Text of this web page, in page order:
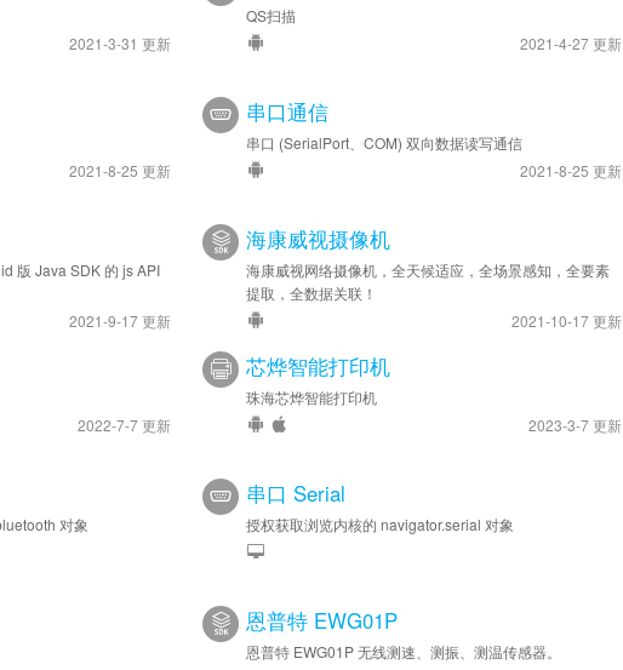
2021-3-31 更新
QS扫描
2021-4-27 更新
2021-8-25 更新
串口通信
串口 (SerialPort、COM) 双向数据读写通信
2021-8-25 更新
版 Java SDK 的 js API
2021-9-17 更新
海康威视摄像机
海康威视网络摄像机，全天候适应，全场景感知，全要素
提取，全数据关联！
2021-10-17 更新
2022-7-7 更新
芯烨智能打印机
珠海芯烨智能打印机
2023-3-7 更新
对象
串口 Serial
授权获取浏览内核的 navigator.serial 对象
恩普特 EWG01P
恩普特 EWG01P 无线测速、测振、测温传感器。